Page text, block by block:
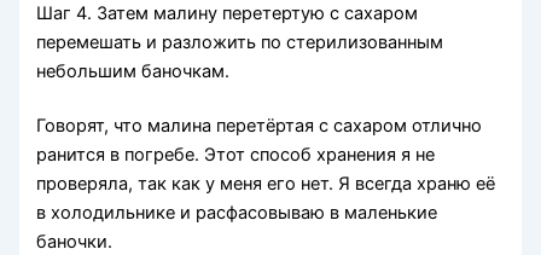
Шаг 4. Затем малину перетертую с сахаром
перемешать и разложить по стерилизованным
небольшим баночкам.
Говорят, что малина перетёртая с сахаром отлично
ранится в погребе. Этот способ хранения я не
проверяла, так как у меня его нет. Я всегда храню её
в холодильнике и расфасовываю в маленькие
баночки.